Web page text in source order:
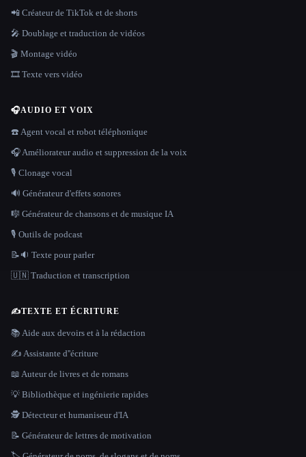
📲 Créateur de TikTok et de shorts
🎤 Doublage et traduction de vidéos
🎬 Montage vidéo
🎞️ Texte vers vidéo
🎧AUDIO ET VOIX
☎️ Agent vocal et robot téléphonique
🎧 Améliorateur audio et suppression de la voix
🎙️ Clonage vocal
🔊 Générateur d'effets sonores
🎼 Générateur de chansons et de musique IA
🎙️ Outils de podcast
📝🔉 Texte pour parler
🇺🇳 Traduction et transcription
✍️TEXTE ET ÉCRITURE
📚 Aide aux devoirs et à la rédaction
✍️ Assistante d''écriture
📖 Auteur de livres et de romans
💡 Bibliothèque et ingénierie rapides
🕵️ Détecteur et humaniseur d'IA
📝 Générateur de lettres de motivation